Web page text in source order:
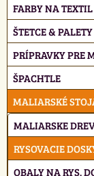
FARBY NA
ŠTETCE & PALETY
PRÍPRAVKY PRE
ŠPACHTLE
MALIARSKÉ
MALIARSKE
RYSOVACIE
OBALY NA RYS.